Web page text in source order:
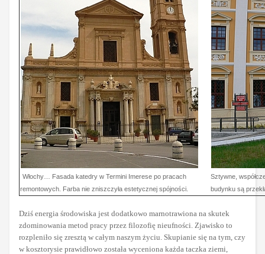
Włochy… Fasada katedry w Termini Imerese po pracach
remontowych. Farba nie zniszczyła estetycznej spójności.
Sztywne,
budynku są
Dziś energia środowiska jest dodatkowo marnotrawiona na skutek
zdominowania metod pracy przez filozofię nieufności. Zjawisko to
rozpleniło się zresztą w całym naszym życiu. Skupianie się na tym, czy
w kosztorysie prawidłowo została wyceniona każda taczka ziemi,